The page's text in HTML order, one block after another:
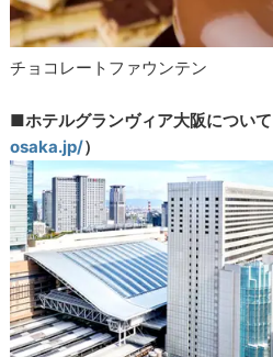
チョコレートファウンテン
■ホテルグランヴィア大阪につい
osaka.jp/）